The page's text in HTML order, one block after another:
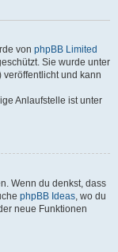
von phpBB Limited
Sie wurde unter
veröffentlicht und kann
Anlaufstelle ist unter
Wenn du denkst, dass
phpBB Ideas, wo du
neue Funktionen